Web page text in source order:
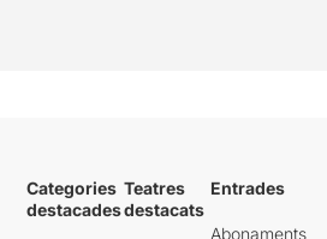
Categories
destacades
Teatres
destacats
Entrades
Abonaments